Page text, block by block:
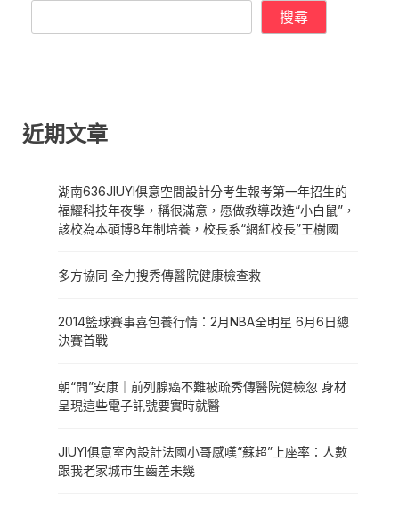
搜尋
近期文章
湖南636JIUYI俱意空間設計分考生報考第一年招生的
福耀科技年夜學，稱很滿意，愿做教導改造“小白鼠”，
該校為本碩博8年制培養，校長系“網紅校長”王樹國
多方協同 全力搜秀傳醫院健康檢查救
2014籃球賽事喜包養行情：2月NBA全明星 6月6日總
決賽首戰
朝“問”安康｜前列腺癌不難被疏秀傳醫院健檢忽 身材
呈現這些電子訊號要實時就醫
JIUYI俱意室內設計法國小哥感嘆“蘇超”上座率：人數
跟我老家城市生齒差未幾